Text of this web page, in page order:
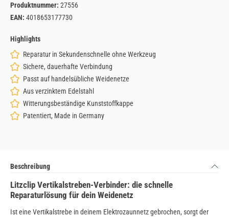
Produktnummer: 27556
EAN: 4018653177730
Highlights
Reparatur in Sekundenschnelle ohne Werkzeug
Sichere, dauerhafte Verbindung
Passt auf handelsübliche Weidenetze
Aus verzinktem Edelstahl
Witterungsbeständige Kunststoffkappe
Patentiert, Made in Germany
Beschreibung
Litzclip Vertikalstreben-Verbinder: die schnelle
Reparaturlösung für dein Weidenetz
Ist eine Vertikalstrebe in deinem Elektrozaunnetz gebrochen, sorgt der